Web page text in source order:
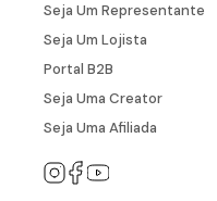
Seja Um Representante
Seja Um Lojista
Portal B2B
Seja Uma Creator
Seja Uma Afiliada